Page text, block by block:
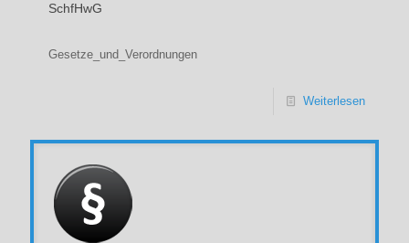
SchfHwG
Gesetze_und_Verordnungen
Weiterlesen